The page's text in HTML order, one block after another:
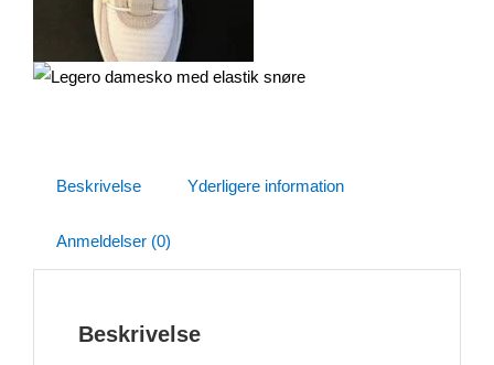
Beskrivelse Yderligere information
Anmeldelser (0)
Beskrivelse